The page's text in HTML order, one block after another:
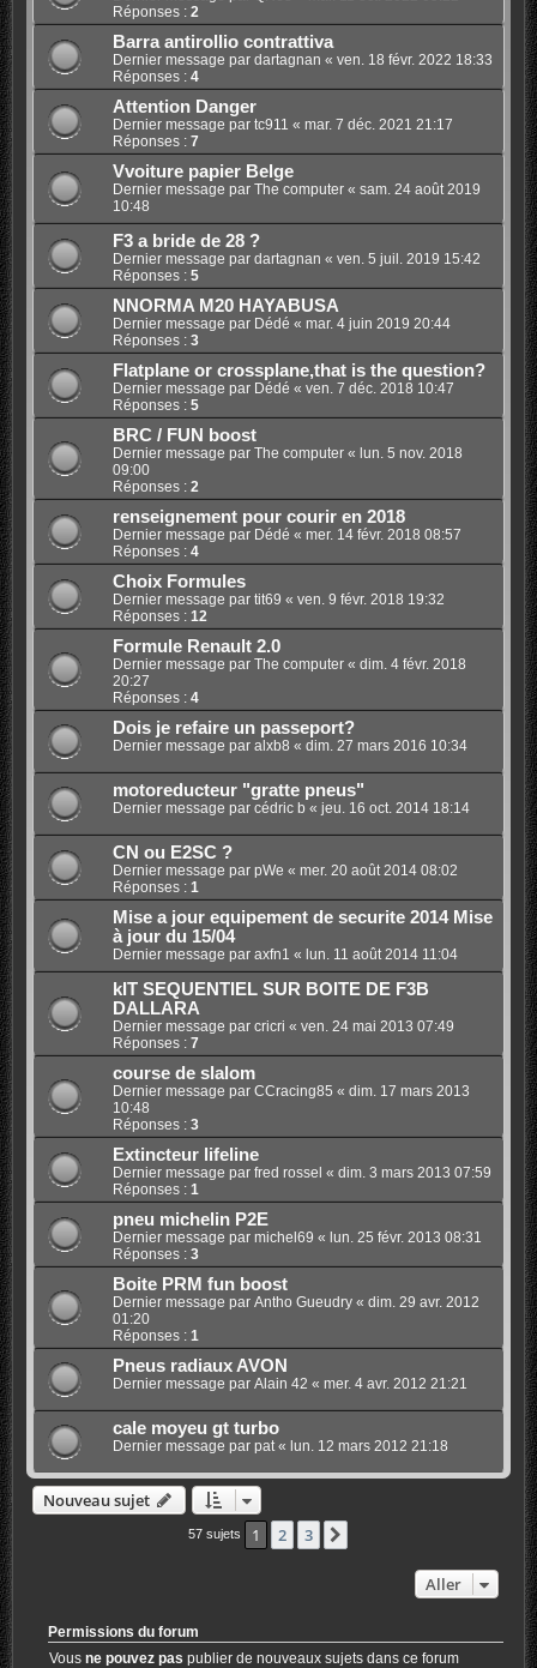
Réponses : 2
Barra antirollio contrattiva
Dernier message par dartagnan « ven. 18 févr. 2022 18:33
Réponses : 4
Attention Danger
Dernier message par tc911 « mar. 7 déc. 2021 21:17
Réponses : 7
Vvoiture papier Belge
Dernier message par The computer« sam. 24 août 2019
10:48
F3 a bride de 28 ?
Dernier message par dartagnan « ven. 5 juil. 2019 15:42
Réponses : 5
NNORMA M20 HAYABUSA
Dernier message par Dédé « mar. 4 juin 2019 20:44
Réponses : 3
Flatplane or crossplane,that is the question?
Dernier message par Dédé « ven. 7 déc. 2018 10:47
Réponses : 5
BRC / FUN boost
Dernier message par The computer« lun. 5 nov. 2018
09:00
Réponses : 2
renseignement pour courir en 2018
Dernier message par Dédé « mer. 14 févr. 2018 08:57
Réponses : 4
Choix Formules
Dernier message par tit69 « ven. 9 févr. 2018 19:32
Réponses : 12
Formule Renault 2.0
Dernier message par The computer« dim. 4 févr. 2018
20:27
Réponses : 4
Dois je refaire un passeport?
Dernier message par alxb8 « dim. 27 mars 2016 10:34
motoreducteur "gratte pneus"
Dernier message par cédric b « jeu. 16 oct. 2014 18:14
CN ou E2SC ?
Dernier message par pWe « mer. 20 août 2014 08:02
Réponses : 1
Mise a jour equipement de securite 2014 Mise
à jour du 15/04
Dernier message par axfn1 « lun. 11 août 2014 11:04
kIT SEQUENTIEL SUR BOITE DE F3B
DALLARA
Dernier message par cricri « ven. 24 mai 2013 07:49
Réponses : 7
course de slalom
Dernier message par CCracing85 « dim. 17 mars 2013
10:48
Réponses : 3
Extincteur lifeline
Dernier message par fred rossel « dim. 3 mars 2013 07:59
Réponses : 1
pneu michelin P2E
Dernier message par michel69 « lun. 25 févr. 2013 08:31
Réponses : 3
Boite PRM fun boost
Dernier message par Antho Gueudry« dim. 29 avr. 2012
01:20
Réponses : 1
Pneus radiaux AVON
Dernier message par Alain 42 « mer. 4 avr. 2012 21:21
cale moyeu gt turbo
Dernier message par pat« lun. 12 mars 2012 21:18
Nouveau sujet
57 sujets 1 2 3
Aller
Permissions du forum
Vousne pouvez pas publier de nouveaux sujets dans ce forum